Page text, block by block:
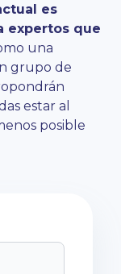
es
expertos que
una
grupo de
estar al
posible